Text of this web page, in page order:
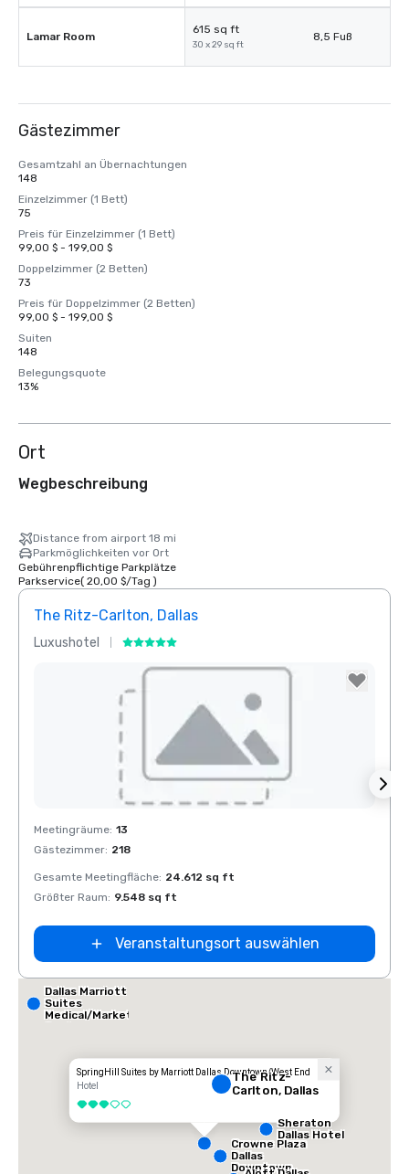
Lamar Room
615 sq ft
30 x 29 sq ft
8,5 Fuß
Gästezimmer
Gesamtzahl an Übernachtungen
148
Einzelzimmer (1 Bett)
75
Preis für Einzelzimmer (1 Bett)
99,00 $ - 199,00 $
Doppelzimmer (2 Betten)
73
Preis für Doppelzimmer (2 Betten)
99,00 $ - 199,00 $
Suiten
148
Belegungsquote
13%
Ort
Wegbeschreibung
Distance from airport 18 mi
Parkmöglichkeiten vor Ort
Gebührenpflichtige Parkplätze
Parkservice( 20,00 $/Tag )
The Ritz-Carlton, Dallas
Luxushotel
Removed from favorites
Meetingräume: 13
Gästezimmer: 218
Gesamte Meetingfläche: 24.612 sq ft
Größter Raum: 9.548 sq ft
Veranstaltungsort auswählen
SpringHill Suites by Marriott Dallas Downtown/West End
Hotel
3 von 5
The Ritz-
Carlton, Dallas
Sheraton
Dallas Hotel
Crowne Plaza
Dallas
Downtown
Dallas Marriott
Suites
Medical/Market